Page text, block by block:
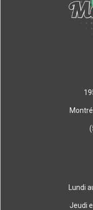
Lundi
Jeudi